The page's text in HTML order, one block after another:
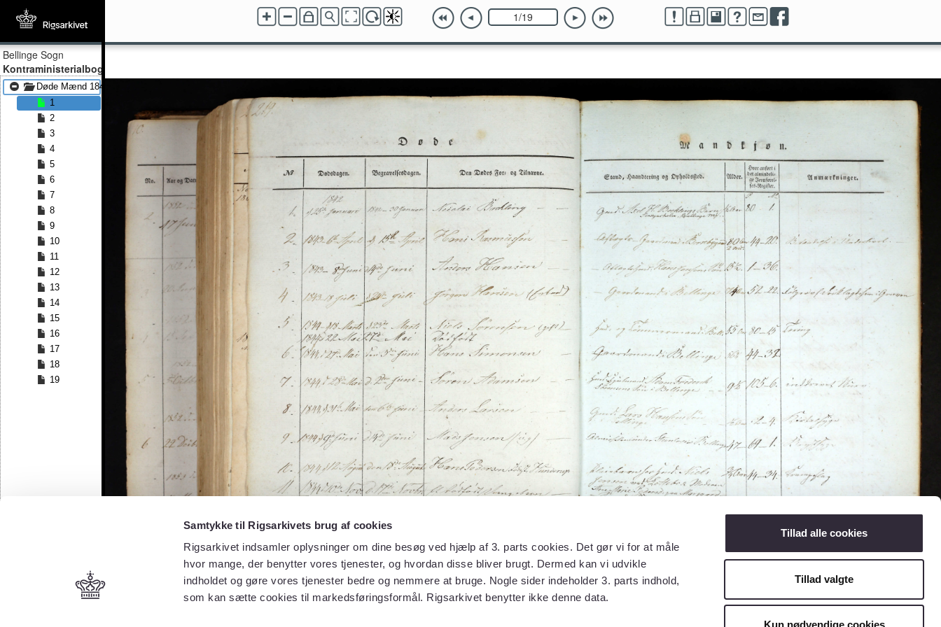
Samtykke til Rigsarkivets brug af cookies
Rigsarkivet indsamler oplysninger om dine besøg ved hjælp af 3. parts cookies. Det gør vi for at måle
hvor mange, der benytter vores tjenester, og hvordan disse bliver brugt. Dermed kan vi udvikle
indholdet og gøre vores tjenester bedre og nemmere at bruge. Nogle sider indeholder 3. parts indhold,
som kan sætte cookies til markedsføringsformål. Rigsarkivet benytter ikke denne data.
Tillad alle cookies
Tillad valgte
Kun nødvendige cookies
Bellinge Sogn
Kontraministerialbog
Døde Mænd 1842 - Døde Mænd 1891
1
2
3
4
5
6
7
8
9
10
11
12
13
14
15
16
17
18
19